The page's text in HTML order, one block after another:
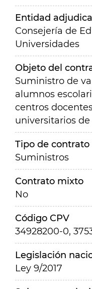
Entidad
Consejería de
Universidades
Objeto del
Suministro de
alumnos
centros
universitarios
Tipo de contrato
Suministros
Contrato mixto
No
Código CPV
34928200-0,
Legislación
Ley 9/2017